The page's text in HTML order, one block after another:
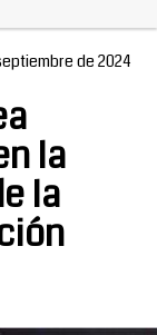
de 2024
la
la